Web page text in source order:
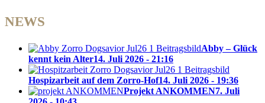
NEWS
Abby – Glück
kennt kein Alter14. Juli 2026 - 21:16
Hospizarbeit auf dem Zorro-Hof14. Juli 2026 - 19:36
Projekt ANKOMMEN7. Juli